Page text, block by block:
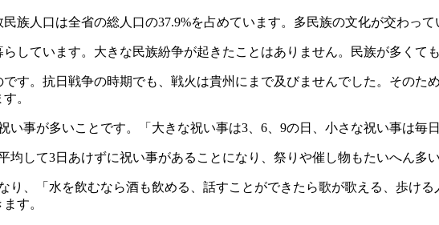
人口は全省の総人口の37.9%を占めています。多民族の文化が交わって
しています。大きな民族紛争が起きたことはありません。民族が多くても
す。抗日戦争の時期でも、戦火は貴州にまで及びませんでした。その
。
い事が多いことです。「大きな祝い事は3、6、9の日、小さな祝い事は毎
均して3日あけずに祝い事があることになり、祭りや催し物もたいへん多
り、「水を飲むなら酒も飲める、話すことができたら歌が歌える、歩け
す。